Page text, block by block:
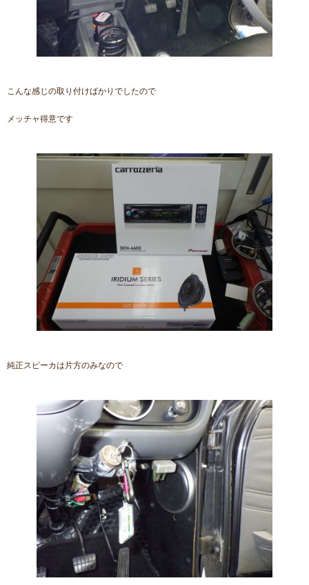
こんな感じの取り付けばかりでしたので
メッチャ得意です
純正スピーカは片方のみなので